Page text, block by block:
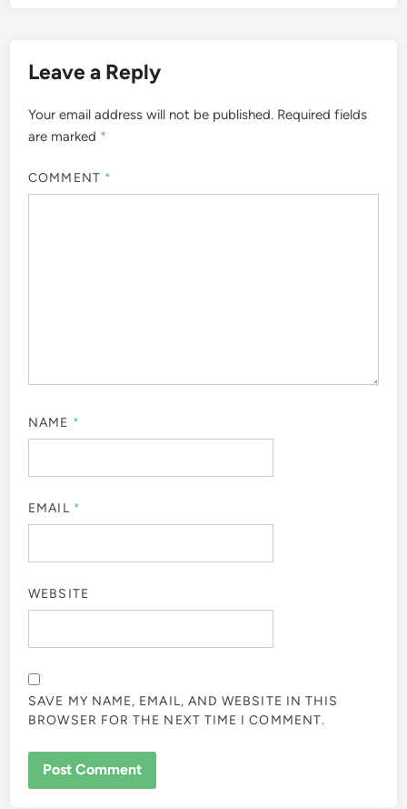
Leave a Reply
Your email address will not be published. Required fields
are marked *
COMMENT *
NAME *
EMAIL *
WEBSITE
SAVE MY NAME, EMAIL, AND WEBSITE IN THIS
BROWSER FOR THE NEXT TIME I COMMENT.